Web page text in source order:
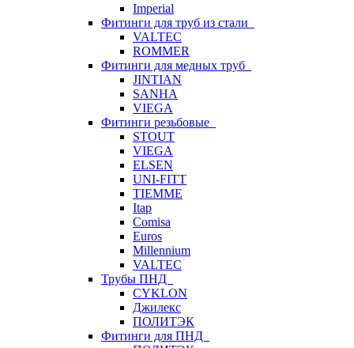
Imperial
Фитинги для труб из стали
VALTEC
ROMMER
Фитинги для медных труб
JINTIAN
SANHA
VIEGA
Фитинги резьбовые
STOUT
VIEGA
ELSEN
UNI-FITT
TIEMME
Itap
Comisa
Euros
Millennium
VALTEC
Трубы ПНД
CYKLON
Джилекс
ПОЛИТЭК
Фитинги для ПНД